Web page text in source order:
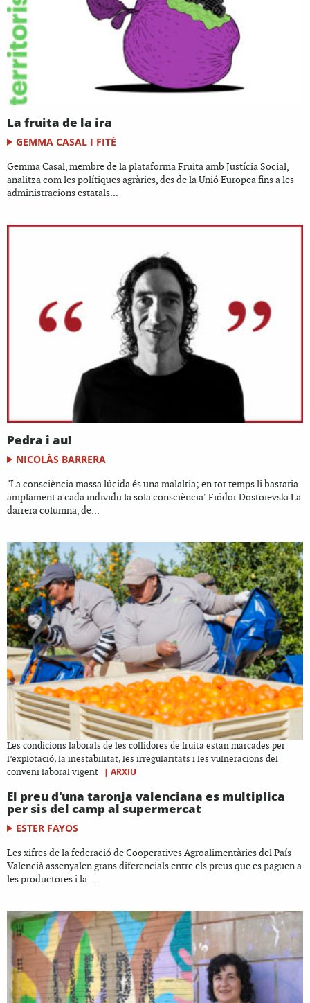
La fruita de la ira
GEMMA CASAL I FITÉ
Gemma Casal, membre de la plataforma Fruita amb Justícia Social,
analitza com les polítiques agràries, des de la Unió Europea fins a les
administracions estatals...
Pedra i au!
NICOLÀS BARRERA
"La consciència massa lúcida és una malaltia; en tot temps li bastaria
amplament a cada individu la sola consciència" Fiódor Dostoievski La
darrera columna, de...
Les condicions laborals de les collidores de fruita estan marcades per
l’explotació, la inestabilitat, les irregularitats i les vulneracions del
conveni laboral vigent
| ARXIU
El preu d'una taronja valenciana es multiplica
per sis del camp al supermercat
ESTER FAYOS
Les xifres de la federació de Cooperatives Agroalimentàries del País
Valencià assenyalen grans diferencials entre els preus que es paguen a
les productores i la...